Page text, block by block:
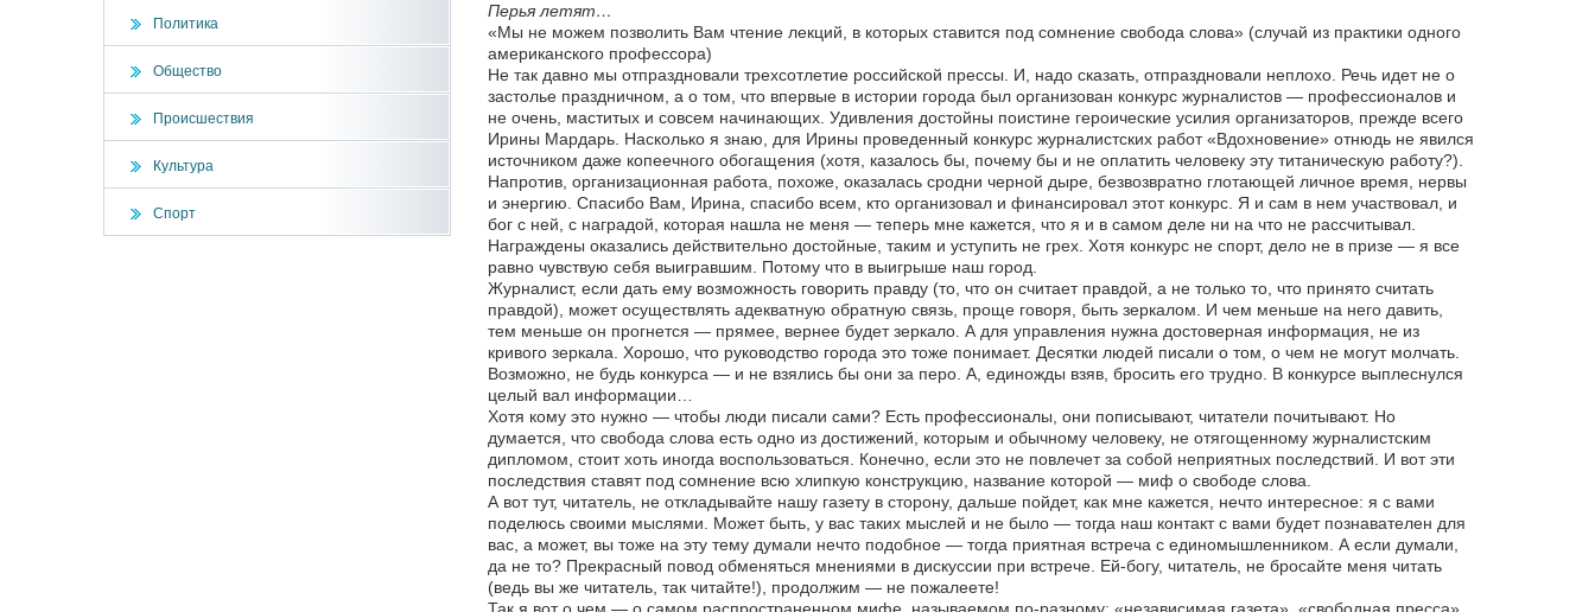
Политика
Общество
Происшествия
Культура
Спорт
Перья летят…
«Мы не можем позволить Вам чтение лекций, в которых ставится под сомнение свобода слова» (случай из практики одного
американского профессора)
Не так давно мы отпраздновали трехсотлетие российской прессы. И, надо сказать, отпраздновали неплохо. Речь идет не о
застолье праздничном, а о том, что впервые в истории города был организован конкурс журналистов — профессионалов и
не очень, маститых и совсем начинающих. Удивления достойны поистине героические усилия организаторов, прежде всего
Ирины Мардарь. Насколько я знаю, для Ирины проведенный конкурс журналистских работ «Вдохновение» отнюдь не явился
источником даже копеечного обогащения (хотя, казалось бы, почему бы и не оплатить человеку эту титаническую работу?).
Напротив, организационная работа, похоже, оказалась сродни черной дыре, безвозвратно глотающей личное время, нервы
и энергию. Спасибо Вам, Ирина, спасибо всем, кто организовал и финансировал этот конкурс. Я и сам в нем участвовал, и
бог с ней, с наградой, которая нашла не меня — теперь мне кажется, что я и в самом деле ни на что не рассчитывал.
Награждены оказались действительно достойные, таким и уступить не грех. Хотя конкурс не спорт, дело не в призе — я все
равно чувствую себя выигравшим. Потому что в выигрыше наш город.
Журналист, если дать ему возможность говорить правду (то, что он считает правдой, а не только то, что принято считать
правдой), может осуществлять адекватную обратную связь, проще говоря, быть зеркалом. И чем меньше на него давить,
тем меньше он прогнется — прямее, вернее будет зеркало. А для управления нужна достоверная информация, не из
кривого зеркала. Хорошо, что руководство города это тоже понимает. Десятки людей писали о том, о чем не могут молчать.
Возможно, не будь конкурса — и не взялись бы они за перо. А, единожды взяв, бросить его трудно. В конкурсе выплеснулся
целый вал информации…
Хотя кому это нужно — чтобы люди писали сами? Есть профессионалы, они пописывают, читатели почитывают. Но
думается, что свобода слова есть одно из достижений, которым и обычному человеку, не отягощенному журналистским
дипломом, стоит хоть иногда воспользоваться. Конечно, если это не повлечет за собой неприятных последствий. И вот эти
последствия ставят под сомнение всю хлипкую конструкцию, название которой — миф о свободе слова.
А вот тут, читатель, не откладывайте нашу газету в сторону, дальше пойдет, как мне кажется, нечто интересное: я с вами
поделюсь своими мыслями. Может быть, у вас таких мыслей и не было — тогда наш контакт с вами будет познавателен для
вас, а может, вы тоже на эту тему думали нечто подобное — тогда приятная встреча с единомышленником. А если думали,
да не то? Прекрасный повод обменяться мнениями в дискуссии при встрече. Ей-богу, читатель, не бросайте меня читать
(ведь вы же читатель, так читайте!), продолжим — не пожалеете!